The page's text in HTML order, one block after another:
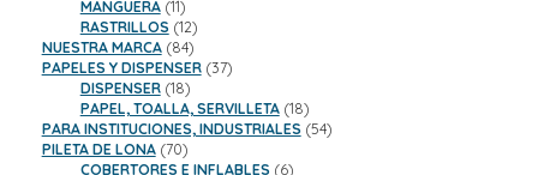
productos
MANGUERA 1111
productos
RASTRILLOS 1212
productos
NUESTRA MARCA 8484
productos
PAPELES Y DISPENSER 3737
DISPENSER 1818
productos
PAPEL, TOALLA, SERVILLETA 1818
productos
PARA INSTITUCIONES, INDUSTRIALES 5454
PILETA DE LONA 7070
productos
COBERTORES E INFLABLES 66